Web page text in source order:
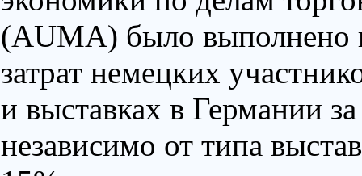
(AUMA) было выполнено
затрат немецких
и выставках в Германии
независимо от типа